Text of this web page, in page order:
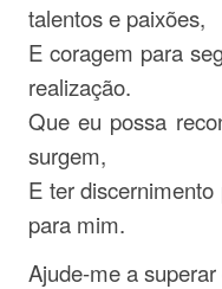
talentos e paixões,
E coragem para
realização.
Que eu possa
surgem,
E ter
para mim.
Ajude-me a